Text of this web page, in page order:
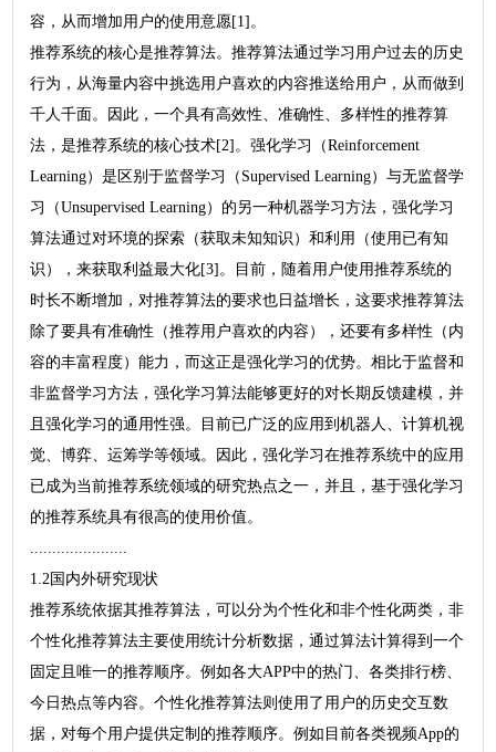
容，从而增加用户的使用意愿[1]。
推荐系统的核心是推荐算法。推荐算法通过学习用户过去的历史
行为，从海量内容中挑选用户喜欢的内容推送给用户，从而做到
千人千面。因此，一个具有高效性、准确性、多样性的推荐算
法，是推荐系统的核心技术[2]。强化学习（Reinforcement
Learning）是区别于监督学习（Supervised Learning）与无监督学
习（Unsupervised Learning）的另一种机器学习方法，强化学习
算法通过对环境的探索（获取未知知识）和利用（使用已有知
识），来获取利益最大化[3]。目前，随着用户使用推荐系统的
时长不断增加，对推荐算法的要求也日益增长，这要求推荐算法
除了要具有准确性（推荐用户喜欢的内容），还要有多样性（内
容的丰富程度）能力，而这正是强化学习的优势。相比于监督和
非监督学习方法，强化学习算法能够更好的对长期反馈建模，并
且强化学习的通用性强。目前已广泛的应用到机器人、计算机视
觉、博弈、运筹学等领域。因此，强化学习在推荐系统中的应用
已成为当前推荐系统领域的研究热点之一，并且，基于强化学习
的推荐系统具有很高的使用价值。
1.2国内外研究现状
推荐系统依据其推荐算法，可以分为个性化和非个性化两类，非
个性化推荐算法主要使用统计分析数据，通过算法计算得到一个
固定且唯一的推荐顺序。例如各大APP中的热门、各类排行榜、
今日热点等内容。个性化推荐算法则使用了用户的历史交互数
据，对每个用户提供定制的推荐顺序。例如目前各类视频App的